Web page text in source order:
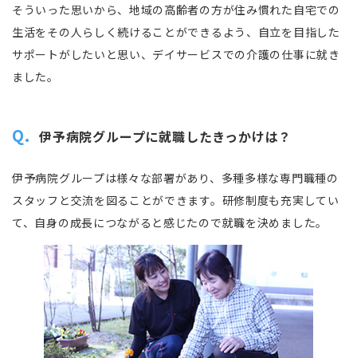
そういった思いから、地域の高齢者の方が住み慣れた自宅での
生活をその人らしく続けることができるよう、自立を目指した
サポートがしたいと思い、デイサービスでの介護の仕事に就き
ました。
Q. 伊予病院グループに就職したきっかけは？
伊予病院グループは様々な部署があり、多種多様な専門職種の
スタッフと交流を図ることができます。研修制度も充実してい
て、自身の成長につながると感じたので就職を決めました。